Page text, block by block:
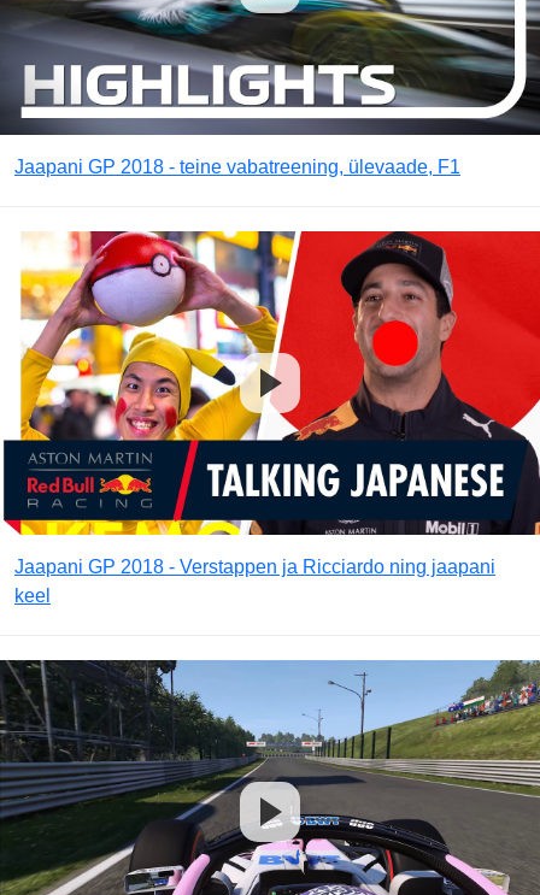
Jaapani GP 2018 - teine vabatreening, ülevaade, F1
Jaapani GP 2018 - Verstappen ja Ricciardo ning jaapani
keel